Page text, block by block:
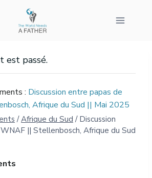
est passé.
: Discussion entre papas de
Afrique du Sud || Mai 2025
/ Afrique du Sud / Discussion
|| Stellenbosch, Afrique du Sud